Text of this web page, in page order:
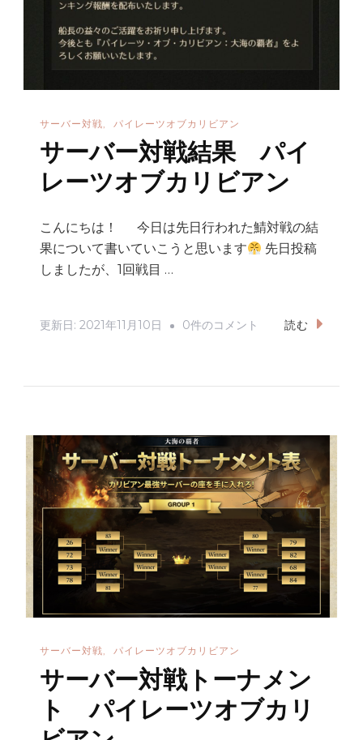
ブ
カ
リ
ン
へ
の
サーバー対戦 パイレーツオブカリビアン
サーバー対戦結果 パイ
レーツオブカリビアン
こんにちは！ 今日は先日行われた鯖対戦の結
果について書いていこうと思います
先日投稿
しましたが、1回戦目 …
更新日: 2021年11月10日
サ
戦
結
果
パ
レ
ブ
カ
リ
0件のコメント 読む
サーバー対戦 パイレーツオブカリビアン
サーバー対戦トーナメン
ト パイレーツオブカリ